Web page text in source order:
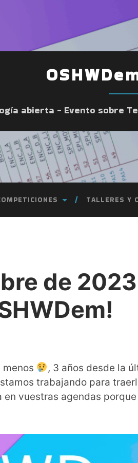
abierta - Evento sobre
TALLERES Y
de
menos
, 3 años desde la
trabajando para
en vuestras agendas